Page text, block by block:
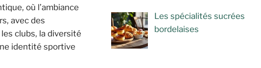
où l’ambiance
avec des
clubs, la diversité
identité sportive
Les spécialités sucrées
bordelaises